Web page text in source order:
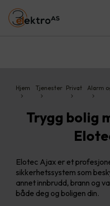
Hjem Tjenester Privat Alarm
Trygg bolig
Elotec Ajax er et
sikkerhetssystem som
annet innbrudd, brann og
både deg og boligen din.